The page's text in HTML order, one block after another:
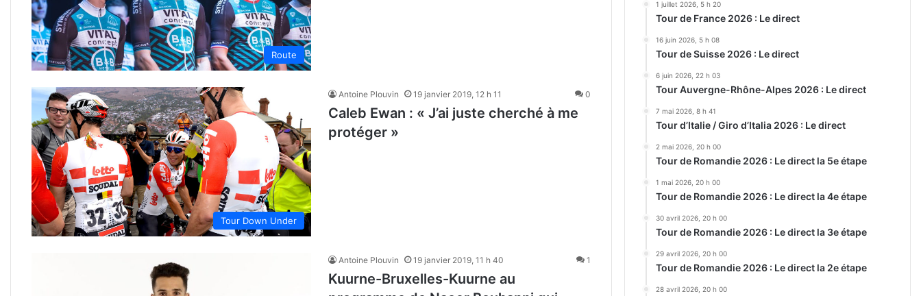
Route
Tour Down Under
Antoine Plouvin 19 janvier 2019, 12 h 11 0
Caleb Ewan : « J’ai juste cherché à me
protéger »
Antoine Plouvin 19 janvier 2019, 11 h 40 1
Kuurne-Bruxelles-Kuurne au
1 juillet 2026, 5 h 20
Tour de France 2026 : Le direct
16 juin 2026, 5 h 08
Tour de Suisse 2026 : Le direct
6 juin 2026, 22 h 03
Tour Auvergne-Rhône-Alpes 2026 : Le direct
7 mai 2026, 8 h 41
Tour d’Italie / Giro d’Italia 2026 : Le direct
2 mai 2026, 20 h 00
Tour de Romandie 2026 : Le direct la 5e étape
1 mai 2026, 20 h 00
Tour de Romandie 2026 : Le direct la 4e étape
30 avril 2026, 20 h 00
Tour de Romandie 2026 : Le direct la 3e étape
29 avril 2026, 20 h 00
Tour de Romandie 2026 : Le direct la 2e étape
28 avril 2026, 20 h 00